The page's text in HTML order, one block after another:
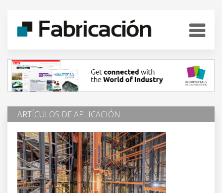
ARTÍCULOS DE APLICACIÓN